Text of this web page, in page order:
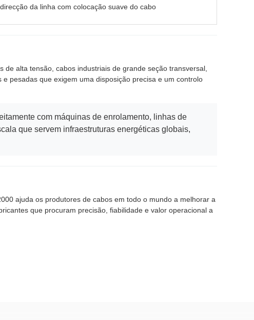
da linha com colocação suave do cabo
alta tensão, cabos industriais de grande seção transversal,
pesadas que exigem uma disposição precisa e um controlo
com máquinas de enrolamento, linhas de
que servem infraestruturas energéticas globais,
ajuda os produtores de cabos em todo o mundo a melhorar a
que procuram precisão, fiabilidade e valor operacional a